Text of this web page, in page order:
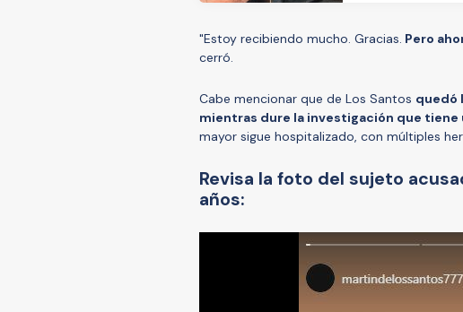
"Estoy recibiendo mucho. Gracias. Pero
cerró.
Cabe mencionar que de Los Santos quedó
mientras dure la investigación que tiene
mayor sigue hospitalizado, con múltiples
Revisa la foto del sujeto
años: